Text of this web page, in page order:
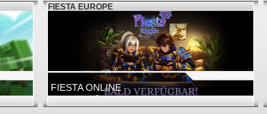
FIESTA EUROPE
FIESTA ONLINE